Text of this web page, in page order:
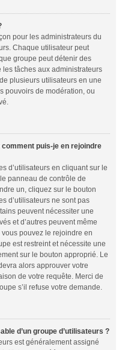
pour les administrateurs du
Chaque utilisateur peut
groupe peut détenir des
tâches aux administrateurs
plusieurs utilisateurs en une
pouvoirs de modération, ou
puis-je en rejoindre
d’utilisateurs en cliquant sur le
panneau de contrôle de
un, cliquez sur le bouton
d’utilisateurs ne sont pas
peuvent nécessiter une
et d’autres peuvent même
pouvez le rejoindre en
est restreint et nécessite une
sur le bouton approprié. Le
alors approuver votre
de votre requête. Merci de
s’il refuse votre demande.
d’un groupe d’utilisateurs ?
est généralement assigné